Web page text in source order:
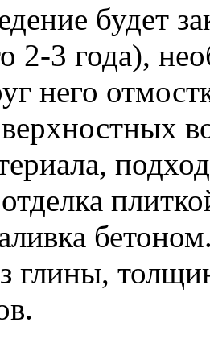
будет
2-3 года),
него
глины,